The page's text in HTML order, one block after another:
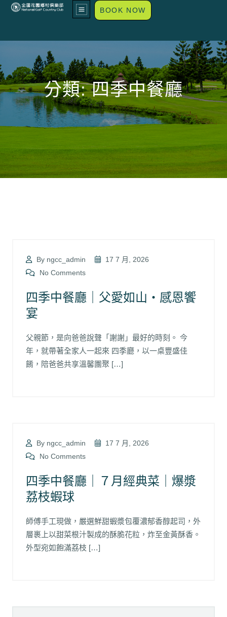
BOOK NOW
分類:四季中餐廳
By ngcc_admin
17 7 月, 2026
No Comments
四季中餐廳｜父愛如山・感恩饗
宴
父親節，是向爸爸說聲「謝謝」最好的時刻。 今
年，就帶著全家人一起來 四季廳，以一桌豐盛佳
餚，陪爸爸共享溫馨團聚 […]
By ngcc_admin
17 7 月, 2026
No Comments
四季中餐廳｜７月經典菜｜爆漿
荔枝蝦球
師傅手工現做，嚴選鮮甜蝦漿包覆濃郁香醇起司，外
層裹上以甜菜根汁製成的酥脆花粒，炸至金黃酥香。
外型宛如飽滿荔枝 […]